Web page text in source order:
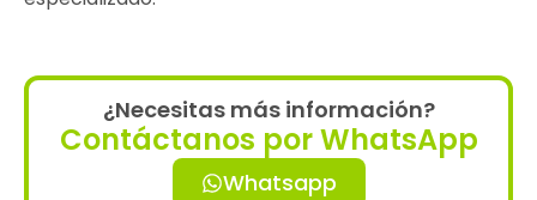
¿Necesitas más información?
Contáctanos por WhatsApp
Whatsapp